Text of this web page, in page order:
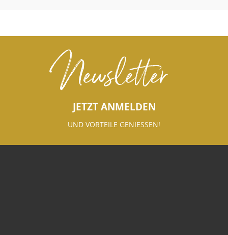
Newsletter
JETZT ANMELDEN
UND VORTEILE GENIESSEN!